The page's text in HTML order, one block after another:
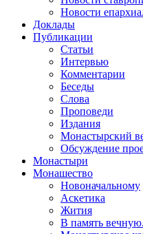
Новости
Доклады
Публикации
Статьи
Интервью
Комментарии
Беседы
Слова
Проповеди
Издания
Монастырский
Обсуждение
Монастыри
Монашество
Новоначальному
Аскетика
Жития
В память